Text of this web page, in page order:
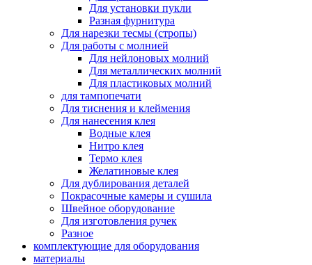
Для установки пукли
Разная фурнитура
Для нарезки тесмы (стропы)
Для работы с молнией
Для нейлоновых молний
Для металлических молний
Для пластиковых молний
для тампопечати
Для тиснения и клеймения
Для нанесения клея
Водные клея
Нитро клея
Термо клея
Желатиновые клея
Для дублирования деталей
Покрасочные камеры и сушила
Швейное оборудование
Для изготовления ручек
Разное
комплектующие для оборудования
материалы